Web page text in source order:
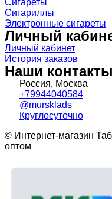
Сигариллы
Электронные сигареты
Личный
Личный кабинет
История заказов
Наши контакты
Россия, Москва
+79944040584
@mursklads
Круглосуточно
© Интернет-магазин
оптом